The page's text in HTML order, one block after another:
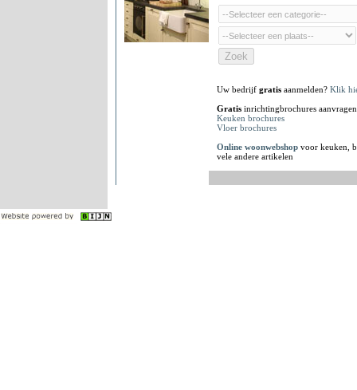
Uw bedrijf gratis aanmelden? Klik
Gratis inrichtingbrochures
Keuken brochures
Vloer brochures
Online woonwebshop voor keuken,
vele andere artikelen